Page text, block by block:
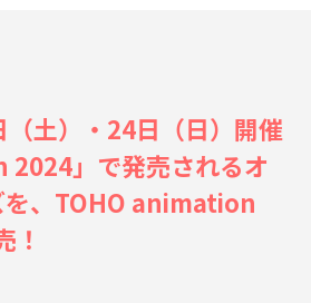
土）・24日（日）開催
2024」で発売されるオ
を、TOHO animation
！